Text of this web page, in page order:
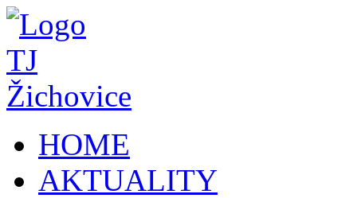
HOME
AKTUALITY